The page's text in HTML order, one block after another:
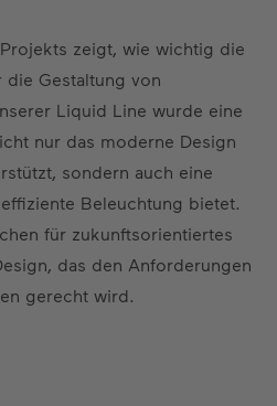
zeigt, wie wichtig die
Gestaltung von
Liquid Line wurde eine
nur das moderne Design
sondern auch eine
Beleuchtung bietet.
für zukunftsorientiertes
das den Anforderungen
gerecht wird.